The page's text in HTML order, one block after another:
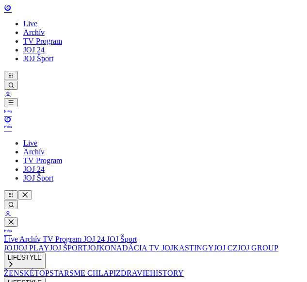
Live
Archív
TV Program
JOJ 24
JOJ Šport
Live
Archív
TV Program
JOJ 24
JOJ Šport
Live Archív TV Program JOJ 24 JOJ Šport
JOJJOJ PLAYJOJ ŠPORTJOJKONADÁCIA TV JOJKASTINGYJOJ CZJOJ GROUP
LIFESTYLE
ŽENSKÉTOPSTARSME CHLAPIZDRAVIEHISTORY